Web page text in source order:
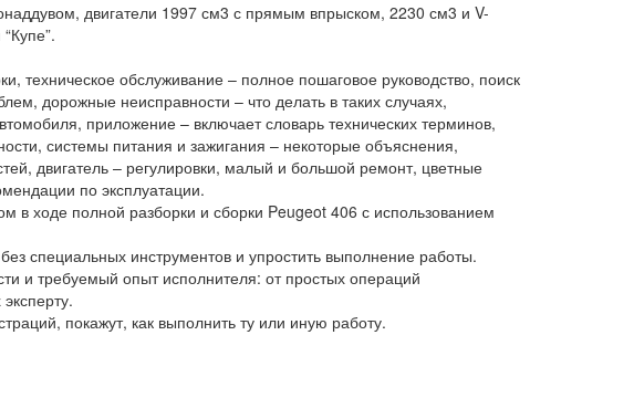
двигатели 1997 см3 с прямым впрыском, 2230 см3 и V-
техническое обслуживание – полное пошаговое руководство, поиск
дорожные неисправности – что делать в таких случаях,
приложение – включает словарь технических терминов,
системы питания и зажигания – некоторые объяснения,
двигатель – регулировки, малый и большой ремонт, цветные
по эксплуатации.
в ходе полной разборки и сборки Peugeot 406 с использованием
специальных инструментов и упростить выполнение работы.
и требуемый опыт исполнителя: от простых операций
покажут, как выполнить ту или иную работу.